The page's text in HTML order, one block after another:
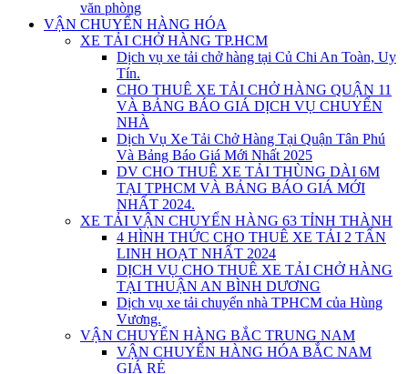
văn phòng
VẬN CHUYỂN HÀNG HÓA
XE TẢI CHỞ HÀNG TP.HCM
Dịch vụ xe tải chở hàng tại Củ Chi An Toàn, Uy
Tín.
CHO THUÊ XE TẢI CHỞ HÀNG QUẬN 11
VÀ BẢNG BÁO GIÁ DỊCH VỤ CHUYỂN
NHÀ
Dịch Vụ Xe Tải Chở Hàng Tại Quận Tân Phú
Và Bảng Báo Giá Mới Nhất 2025
DV CHO THUÊ XE TẢI THÙNG DÀI 6M
TẠI TPHCM VÀ BẢNG BÁO GIÁ MỚI
NHẤT 2024.
XE TẢI VẬN CHUYỂN HÀNG 63 TỈNH THÀNH
4 HÌNH THỨC CHO THUÊ XE TẢI 2 TẤN
LINH HOẠT NHẤT 2024
DỊCH VỤ CHO THUÊ XE TẢI CHỞ HÀNG
TẠI THUẬN AN BÌNH DƯƠNG
Dịch vụ xe tải chuyển nhà TPHCM của Hùng
Vương.
VẬN CHUYỂN HÀNG BẮC TRUNG NAM
VẬN CHUYỂN HÀNG HÓA BẮC NAM
GIÁ RẺ